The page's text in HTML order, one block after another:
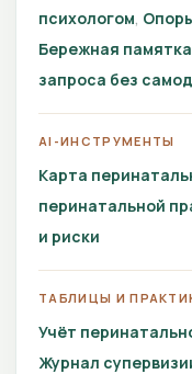
психологом
Бережная
запроса без
AI-ИНСТРУМЕНТЫ
Карта
перинатальной
и риски
ТАБЛИЦЫ И
Учёт
Журнал